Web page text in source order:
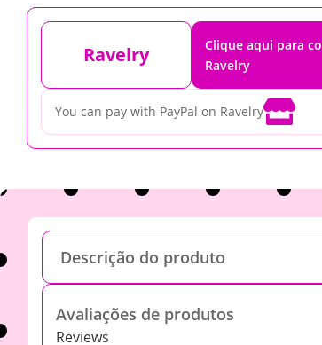
Ravelry
Clique aqui para
Ravelry
You can pay with PayPal on Ravelry
Descrição do produto
Avaliações de produtos
Reviews